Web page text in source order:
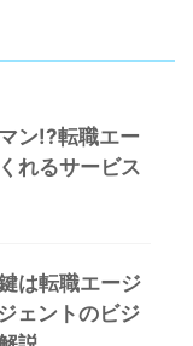
ン!?転職エー
れるサービス
は転職エージ
ェントのビジ